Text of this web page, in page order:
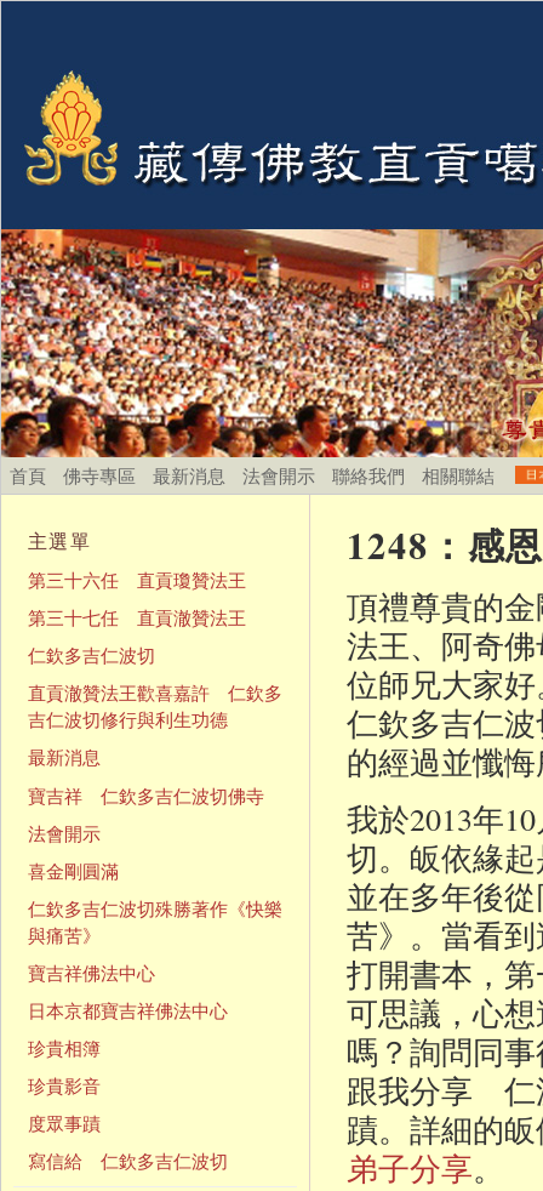
首頁 佛寺專區 最新消息 法會開示 聯絡我們 相關聯結
1248：感
頂禮尊貴的
法王、阿奇
位師兄大家
仁欽多吉仁
的經過並懺
我於2013年
切。皈依緣
並在多年後
苦》。當看
打開書本，
可思議，心
嗎？詢問同
跟我分享 仁
蹟。詳細的
弟子分享。
主選單
第三十六任 直貢瓊贊法王
第三十七任 直貢澈贊法王
仁欽多吉仁波切
直貢澈贊法王歡喜嘉許 仁欽多
吉仁波切修行與利生功德
最新消息
寶吉祥 仁欽多吉仁波切佛寺
法會開示
喜金剛圓滿
仁欽多吉仁波切殊勝著作《快樂
與痛苦》
寶吉祥佛法中心
日本京都寶吉祥佛法中心
珍貴相簿
珍貴影音
度眾事蹟
寫信給 仁欽多吉仁波切